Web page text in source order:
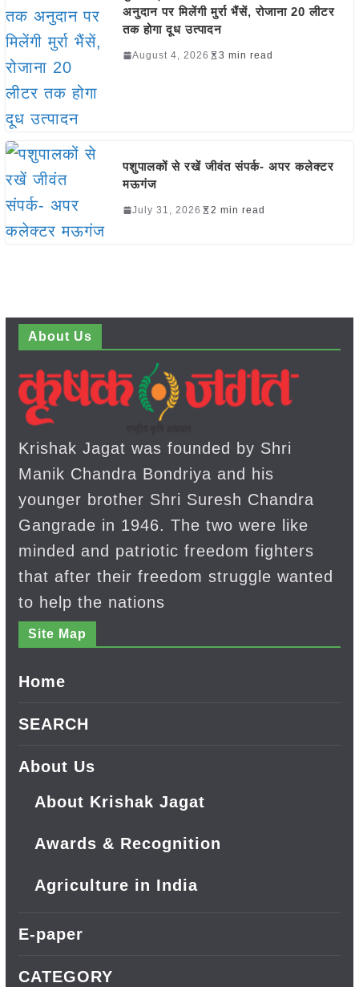
अनुदान पर मिलेंगी मुर्रा भैंसें, रोजाना 20 लीटर
तक होगा दूध उत्पादन
August 4, 2026 3 min read
पशुपालकों से रखें जीवंत संपर्क- अपर कलेक्टर
मऊगंज
July 31, 2026 2 min read
About Us
Krishak Jagat was founded by Shri
Manik Chandra Bondriya and his
younger brother Shri Suresh Chandra
Gangrade in 1946. The two were like
minded and patriotic freedom fighters
that after their freedom struggle wanted
to help the nations
Site Map
Home
SEARCH
About Us
About Krishak Jagat
Awards & Recognition
Agriculture in India
E-paper
CATEGORY